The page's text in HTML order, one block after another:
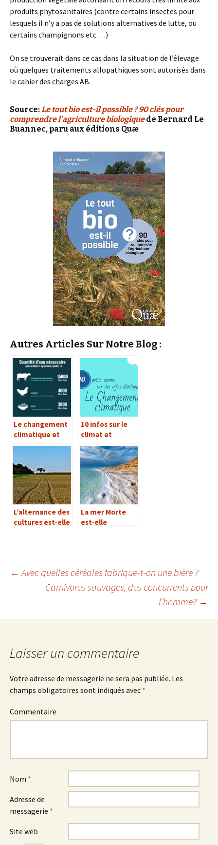
produits phytosanitaires (contre certains insectes pour
lesquels il n’y a pas de solutions alternatives de lutte, ou
certains champignons etc …)
On se trouverait dans ce cas dans la situation de l’élevage
où quelques traitements allopathiques sont autorisés dans
le cahier des charges AB.
Source: Le tout bio est-il possible ? 90 clés pour
comprendre l’agriculture biologiquede Bernard Le
Buannec, paru aux éditions Quæ
Autres Articles Sur Notre Blog :
Le changement
climatique et
notre
10 infos sur le
climat et
l’environnement
L’alternance des
cultures est-elle
La mer Morte
est-elle
Navigation
des
articles
← Avec quelles céréales fabrique-t-on une bière ?
Carnivores sauvages, des concurrents pour
l’homme? →
Laisser un commentaire
Votre adresse de messagerie ne sera pas publiée. Les
champs obligatoires sont indiqués avec *
Commentaire
Nom *
Adresse de
messagerie *
Site web